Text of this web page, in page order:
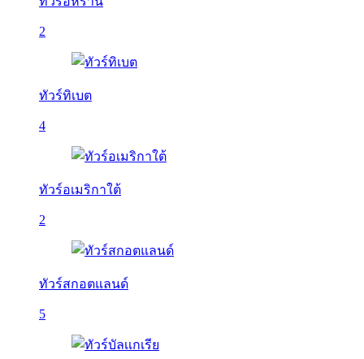
2
ทัวร์ทิเบต
4
ทัวร์อเมริกาใต้
2
ทัวร์สกอตแลนด์
5